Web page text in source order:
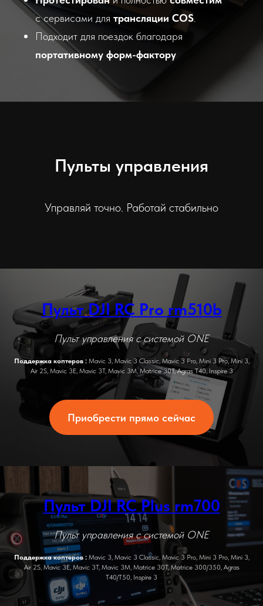
с сервисами для трансляции COS.
Подходит для поездок благодаря
портативному форм-фактору
Пульты управления
Управляй точно. Работай стабильно
Пульт DJI RC Pro rm510b
Пульт управления с системой ONE
Поддержка коптеров :Mavic 3, Mavic 3 Classic, Mavic 3 Pro, Mini 3 Pro, Mini 3,
Air 2S, Mavic 3E, Mavic 3T, Mavic 3M, Matrice 30T, Agras T40, Inspire 3
Приобрести прямо сейчас
Пульт DJI RC Plus rm700
Пульт управления с системой ONE
Поддержка коптеров :Mavic 3, Mavic 3 Classic, Mavic 3 Pro, Mini 3 Pro, Mini 3,
Air 2S, Mavic 3E, Mavic 3T, Mavic 3M, Matrice 30T, Matrice 300/350, Agras
T40/T50, Inspire 3